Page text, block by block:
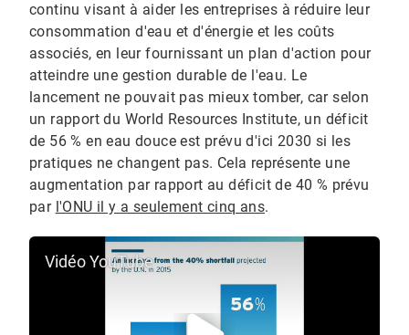
continu visant à aider les entreprises à réduire leur
consommation d'eau et d'énergie et les coûts
associés, en leur fournissant un plan d'action pour
atteindre une gestion durable de l'eau. Le
lancement ne pouvait pas mieux tomber, car selon
un rapport du World Resources Institute, un déficit
de 56 % en eau douce est prévu d'ici 2030 si les
pratiques ne changent pas.​​​​​​​ Cela représente une
augmentation par rapport au déficit de 40 % prévu
par l'ONU il y a seulement cinq ans.
Vidéo YouTube